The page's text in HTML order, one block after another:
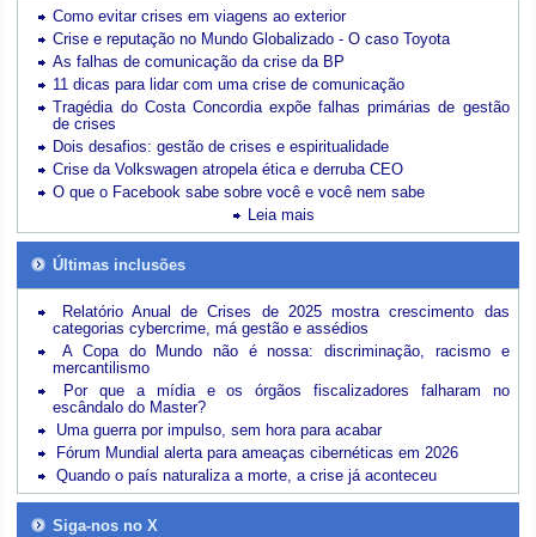
Como evitar crises em viagens ao exterior
Crise e reputação no Mundo Globalizado - O caso Toyota
As falhas de comunicação da crise da BP
11 dicas para lidar com uma crise de comunicação
Tragédia do Costa Concordia expõe falhas primárias de gestão
de crises
Dois desafios: gestão de crises e espiritualidade
Crise da Volkswagen atropela ética e derruba CEO
O que o Facebook sabe sobre você e você nem sabe
Leia mais
Últimas inclusões
Relatório Anual de Crises de 2025 mostra crescimento das
categorias cybercrime, má gestão e assédios
A Copa do Mundo não é nossa: discriminação, racismo e
mercantilismo
Por que a mídia e os órgãos fiscalizadores falharam no
escândalo do Master?
Uma guerra por impulso, sem hora para acabar
Fórum Mundial alerta para ameaças cibernéticas em 2026
Quando o país naturaliza a morte, a crise já aconteceu
Siga-nos no X